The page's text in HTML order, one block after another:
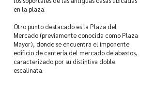
en la plaza.
Otro punto destacado es la Plaza del
Mercado (previamente conocida como Plaza
Mayor), donde se encuentra el imponente
edificio de cantería del mercado de abastos,
caracterizado por su distintiva doble
escalinata.